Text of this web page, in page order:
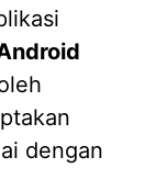
dengan